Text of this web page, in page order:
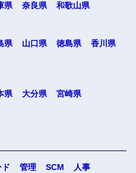
佐賀県
沖縄県
県 奈良県 和歌山県
県 山口県 徳島県
香川県
県 大分県
宮崎県
管理 SCM
人事